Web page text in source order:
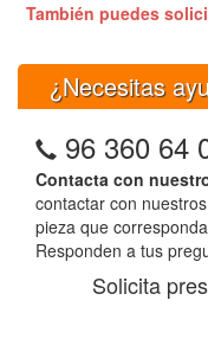
También puedes
¿Necesitas
96 360 64
Contacta con
contactar con
pieza que
Responden a tus
Solicita